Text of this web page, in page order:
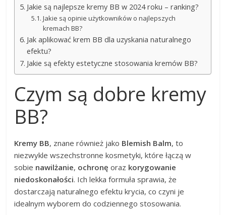
Jakie są najlepsze kremy BB w 2024 roku – ranking?
Jakie są opinie użytkowników o najlepszych
kremach BB?
Jak aplikować krem BB dla uzyskania naturalnego
efektu?
Jakie są efekty estetyczne stosowania kremów BB?
Czym są dobre kremy
BB?
Kremy BB, znane również jako Blemish Balm, to
niezwykle wszechstronne kosmetyki, które łączą w
sobie nawilżanie, ochronę oraz korygowanie
niedoskonałości. Ich lekka formuła sprawia, że
dostarczają naturalnego efektu krycia, co czyni je
idealnym wyborem do codziennego stosowania.